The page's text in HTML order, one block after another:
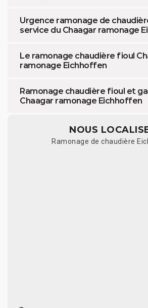
Urgence ramonage de
service du Chaagar ramonage
Le ramonage chaudière fioul
ramonage Eichhoffen
Ramonage chaudière fioul et
Chaagar ramonage Eichhoffen
NOUS
Ramonage de chaudière